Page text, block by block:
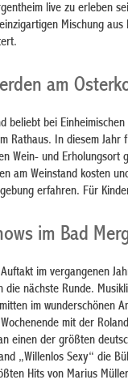
live zu erleben
Mischung
am
beliebt bei
Rathaus. In diesem
Wein- und
am Weinstand kosten
erfahren. Für
im Bad
im vergangenen
die nächste Runde.
im wunderschönen
mit der
einen der größten
„Willenlos Sexy“ die
Hits von Marius